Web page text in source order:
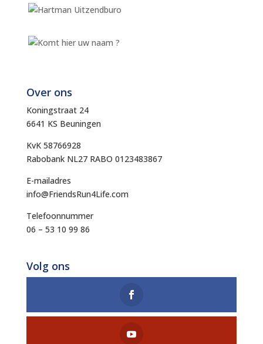
Over ons
Koningstraat 24
6641 KS Beuningen
KvK 58766928
Rabobank NL27 RABO 0123483867
E-mailadres
info@FriendsRun4Life.com
Telefoonnummer
06 – 53 10 99 86
Volg ons